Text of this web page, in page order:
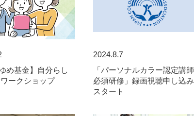
め基金】自分らし
ークショップ
2024.8.7
「パーソナルカラー認定講師
必須研修」録画視聴申し込み
スタート